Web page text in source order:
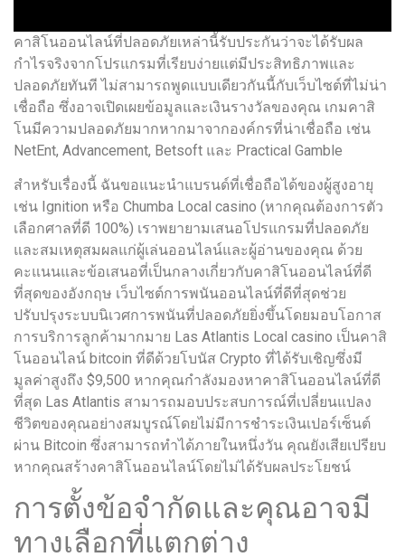
คาสิโนออนไลน์ที่ปลอดภัยเหล่านี้รับประกันว่าจะได้รับผล
กำไรจริงจากโปรแกรมที่เรียบง่ายแต่มีประสิทธิภาพและ
ปลอดภัยทันที ไม่สามารถพูดแบบเดียวกันนี้กับเว็บไซต์ที่ไม่น่า
เชื่อถือ ซึ่งอาจเปิดเผยข้อมูลและเงินรางวัลของคุณ เกมคาสิ
โนมีความปลอดภัยมากหากมาจากองค์กรที่น่าเชื่อถือ เช่น
NetEnt, Advancement, Betsoft และ Practical Gamble
สำหรับเรื่องนี้ ฉันขอแนะนำแบรนด์ที่เชื่อถือได้ของผู้สูงอายุ
เช่น Ignition หรือ Chumba Local casino (หากคุณต้องการตัว
เลือกศาลที่ดี 100%) เราพยายามเสนอโปรแกรมที่ปลอดภัย
และสมเหตุสมผลแก่ผู้เล่นออนไลน์และผู้อ่านของคุณ ด้วย
คะแนนและข้อเสนอที่เป็นกลางเกี่ยวกับคาสิโนออนไลน์ที่ดี
ที่สุดของอังกฤษ เว็บไซต์การพนันออนไลน์ที่ดีที่สุดช่วย
ปรับปรุงระบบนิเวศการพนันที่ปลอดภัยยิ่งขึ้นโดยมอบโอกาส
การบริการลูกค้ามากมาย Las Atlantis Local casino เป็นคาสิ
โนออนไลน์ bitcoin ที่ดีด้วยโบนัส Crypto ที่ได้รับเชิญซึ่งมี
มูลค่าสูงถึง $9,500 หากคุณกำลังมองหาคาสิโนออนไลน์ที่ดี
ที่สุด Las Atlantis สามารถมอบประสบการณ์ที่เปลี่ยนแปลง
ชีวิตของคุณอย่างสมบูรณ์โดยไม่มีการชำระเงินเปอร์เซ็นต์
ผ่าน Bitcoin ซึ่งสามารถทำได้ภายในหนึ่งวัน คุณยังเสียเปรียบ
หากคุณสร้างคาสิโนออนไลน์โดยไม่ได้รับผลประโยชน์
การตั้งข้อจำกัดและคุณอาจมี
ทางเลือกที่แตกต่าง